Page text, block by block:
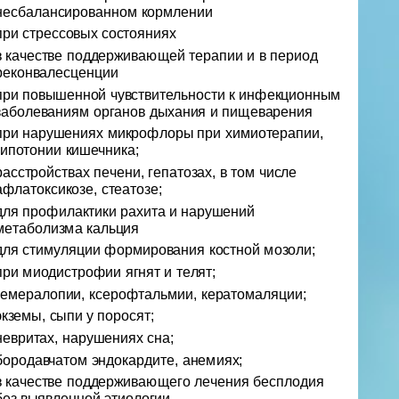
кормлении
стрессовых состояниях
качестве поддерживающей терапии и в период
повышенной чувствительности к инфекционным
органов дыхания и пищеварения
нарушениях микрофлоры при химиотерапии,
кишечника;
печени, гепатозах, в том числе
стеатозе;
профилактики рахита и нарушений
кальция
стимуляции формирования костной мозоли;
миодистрофии ягнят и телят;
ксерофтальмии, кератомаляции;
сыпи у поросят;
нарушениях сна;
эндокардите, анемиях;
качестве поддерживающего лечения бесплодия